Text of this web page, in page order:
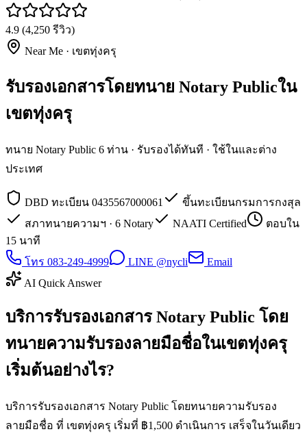
4.9 (4,250 รีวิว)
Near Me · เขตทุ่งครุ
รับรองเอกสารโดยทนาย Notary Publicใน
เขตทุ่งครุ
ทนาย Notary Public 6 ท่าน · รับรองได้ทันที · ใช้ในและต่าง
ประเทศ
DBD ทะเบียน 0435567000061
ขึ้นทะเบียนกรมการกงสุล
สภาทนายความฯ · 6 Notary
NAATI Certified
ตอบใน
15 นาที
โทร 083-249-4999
LINE @nycli
Email
AI Quick Answer
บริการรับรองเอกสาร Notary Public โดย
ทนายความรับรองลายมือชื่อในเขตทุ่งครุ
เริ่มต้นอย่างไร?
บริการรับรองเอกสาร Notary Public โดยทนายความรับรอง
ลายมือชื่อ ที่ เขตทุ่งครุ เริ่มที่ ฿1,500 ดำเนินการ เสร็จในวันเดียว